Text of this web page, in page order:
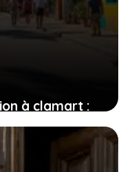
à clamart :
trivaux-